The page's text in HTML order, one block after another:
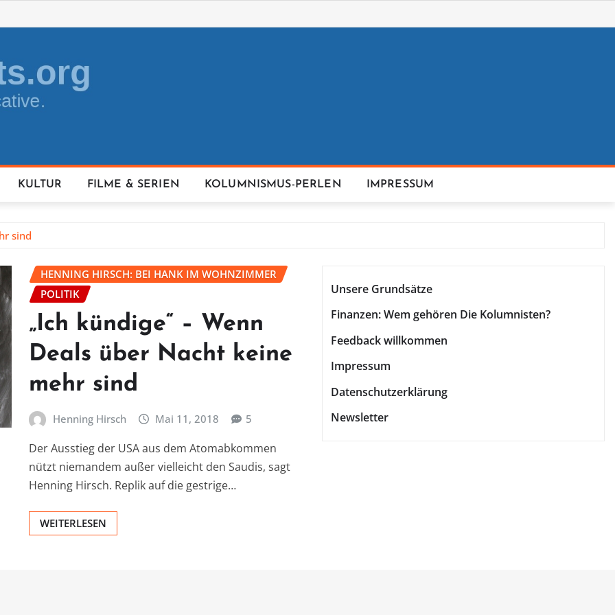
KULTUR FILME & SERIEN KOLUMNISMUS-PERLEN IMPRESSUM
sind
HENNING HIRSCH: BEI HANK IM WOHNZIMMER
POLITIK
„Ich kündige“ – Wenn
Deals über Nacht keine
mehr sind
Henning Hirsch Mai 11, 2018 5
Der Ausstieg der USA aus dem Atomabkommen
nützt niemandem außer vielleicht den Saudis, sagt
Henning Hirsch. Replik auf die gestrige…
WEITERLESEN
Unsere Grundsätze
Finanzen: Wem gehören Die Kolumnisten?
Feedback willkommen
Impressum
Datenschutzerklärung
Newsletter